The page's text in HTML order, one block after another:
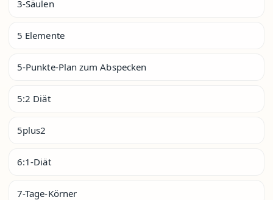
3-Säulen
5 Elemente
5-Punkte-Plan zum Abspecken
5:2 Diät
5plus2
6:1-Diät
7-Tage-Körner